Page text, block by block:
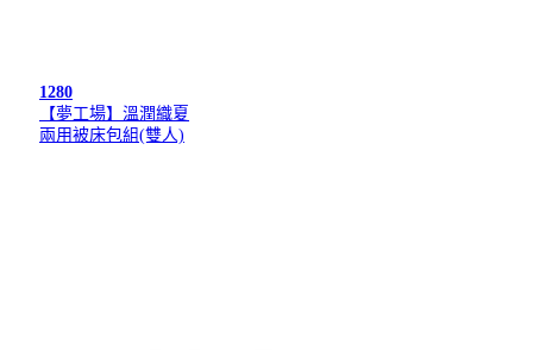
1280
【夢工場】溫潤織夏
兩用被床包組(雙人)